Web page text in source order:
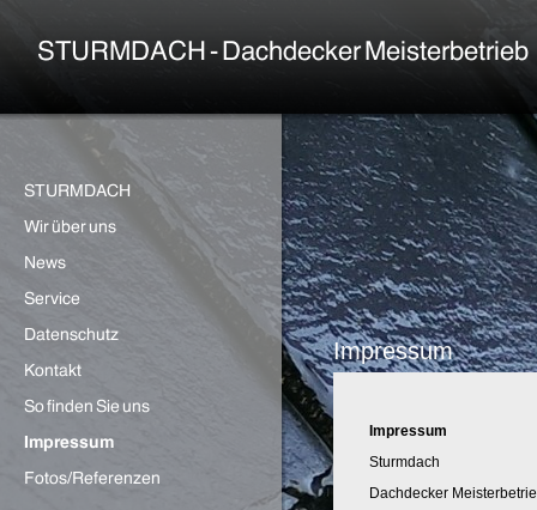
Impressum
Impressum
Sturmdach
Dachdecker